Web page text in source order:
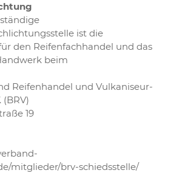
ist die
den Reifenfachhandel und das
beim
Reifenhandel und Vulkaniseur-
(BRV)
19
mitglieder/brv-schiedsstelle/